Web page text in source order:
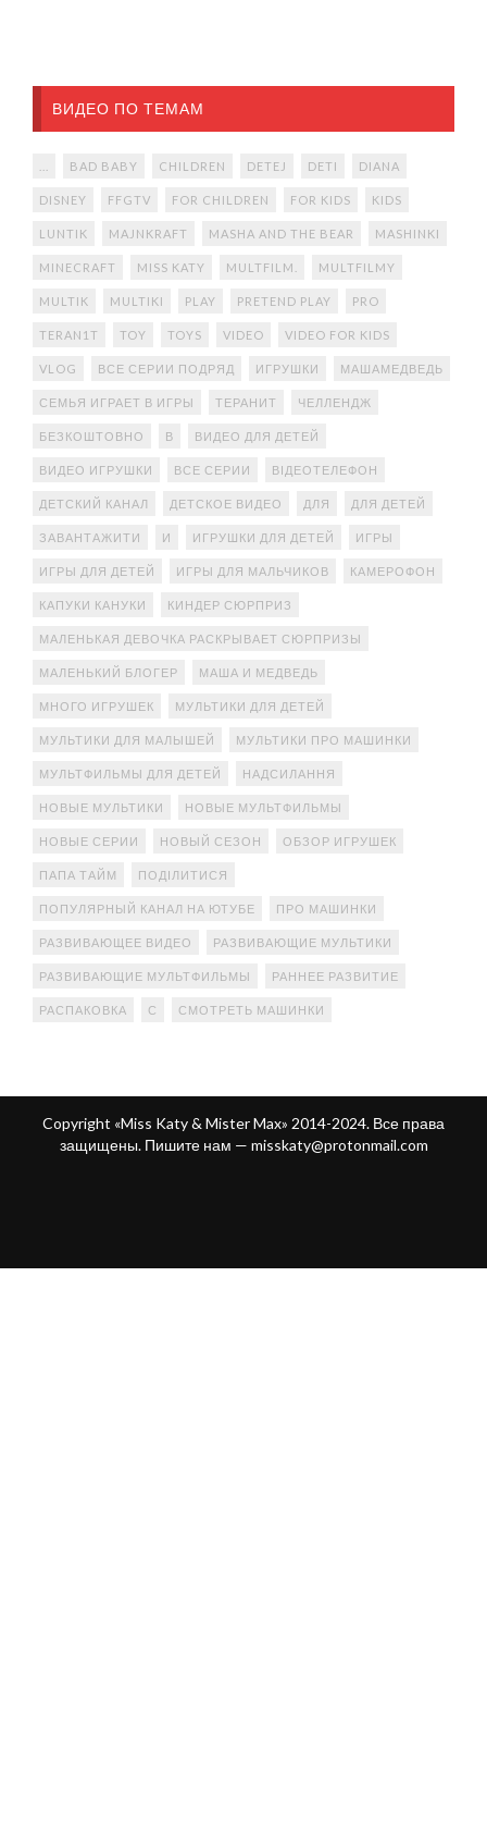
ВИДЕО ПО ТЕМАМ
BAD BABY CHILDREN DETEJ DETI DIANA
DISNEY FFGTV FOR CHILDREN FOR KIDS KIDS
LUNTIK MAJNKRAFT MASHA AND THE BEAR MASHINKI
MINECRAFT MISS KATY MULTFILM. MULTFILMY
MULTIK MULTIKI PLAY PRETEND PLAY PRO
TERAN1T TOY TOYS VIDEO VIDEO FOR KIDS
VLOG ВСЕ СЕРИИ ПОДРЯД ИГРУШКИ МАШАМЕДВЕДЬ
СЕМЬЯ ИГРАЕТ В ИГРЫ ТЕРАНИТ ЧЕЛЛЕНДЖ
БЕЗКОШТОВНО В ВИДЕО ДЛЯ ДЕТЕЙ
ВИДЕО ИГРУШКИ ВСЕ СЕРИИ ВІДЕОТЕЛЕФОН
ДЕТСКИЙ КАНАЛ ДЕТСКОЕ ВИДЕО ДЛЯ ДЛЯ ДЕТЕЙ
ЗАВАНТАЖИТИ И ИГРУШКИ ДЛЯ ДЕТЕЙ ИГРЫ
ИГРЫ ДЛЯ ДЕТЕЙ ИГРЫ ДЛЯ МАЛЬЧИКОВ КАМЕРОФОН
КАПУКИ КАНУКИ КИНДЕР СЮРПРИЗ
МАЛЕНЬКАЯ ДЕВОЧКА РАСКРЫВАЕТ СЮРПРИЗЫ
МАЛЕНЬКИЙ БЛОГЕР МАША И МЕДВЕДЬ
МНОГО ИГРУШЕК МУЛЬТИКИ ДЛЯ ДЕТЕЙ
МУЛЬТИКИ ДЛЯ МАЛЫШЕЙ МУЛЬТИКИ ПРО МАШИНКИ
МУЛЬТФИЛЬМЫ ДЛЯ ДЕТЕЙ НАДСИЛАННЯ
НОВЫЕ МУЛЬТИКИ НОВЫЕ МУЛЬТФИЛЬМЫ
НОВЫЕ СЕРИИ НОВЫЙ СЕЗОН ОБЗОР ИГРУШЕК
ПАПА ТАЙМ ПОДІЛИТИСЯ
ПОПУЛЯРНЫЙ КАНАЛ НА ЮТУБЕ ПРО МАШИНКИ
РАЗВИВАЮЩЕЕ ВИДЕО РАЗВИВАЮЩИЕ МУЛЬТИКИ
РАЗВИВАЮЩИЕ МУЛЬТФИЛЬМЫ РАННЕЕ РАЗВИТИЕ
РАСПАКОВКА С СМОТРЕТЬ МАШИНКИ
Copyright «Miss Katy & Mister Max» 2014-2024. Все права
защищены. Пишите нам — misskaty@protonmail.com